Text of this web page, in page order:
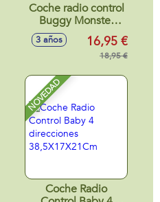
Coche radio control
Buggy Monster
Terra 24GHZ,
escala 1:20,
multidireccional,
3 años 16,95 €
18,95 €
NOVEDAD
Coche Radio